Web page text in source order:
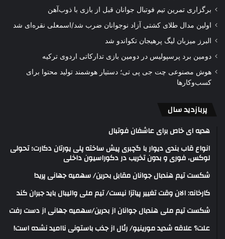
برگزاری تمرین تیم فوتبال جوانان قبل از بازی با ذوب‌آهن
اولین مدال طلای کشتی آزاد نوجوانان ضرب شد/اسمعلی نقره‌ای شد
البرز میزبان لیگ پرهیجان تکواندو شد
دومین برد پرسپولیس در دومین بازی تدارکاتی اردوی ترکیه
هوش مصنوعی چت جی پی تی؛ دستیار هوشمند تولید محتوا برای
کسب‌وکارها
پربازدید سال
هدیه ای خاص برای عاشفان فوتبال
انواع قاب بندی دیوار با گچبری پیش ساخته پلی یورتان دکارت؛ تحولی
لوکس، فوری و بدون تخریب در دکوراسیون داخلی
شکست تیم هندبال جوانان مقابل بحرین/ سهمیه جهانی پرید!
کارخانه: الان وقت تغییر پیاتزا نیست/ تیم ملی والیبال باید جبران کند
شکست تیم ملی هندبال جوانان از بحرین/سهمیه جهانی از دست رفت
علت؟ علاقه شدید مورینیو/ رئال از جذب باستونی ناامید نشده است!